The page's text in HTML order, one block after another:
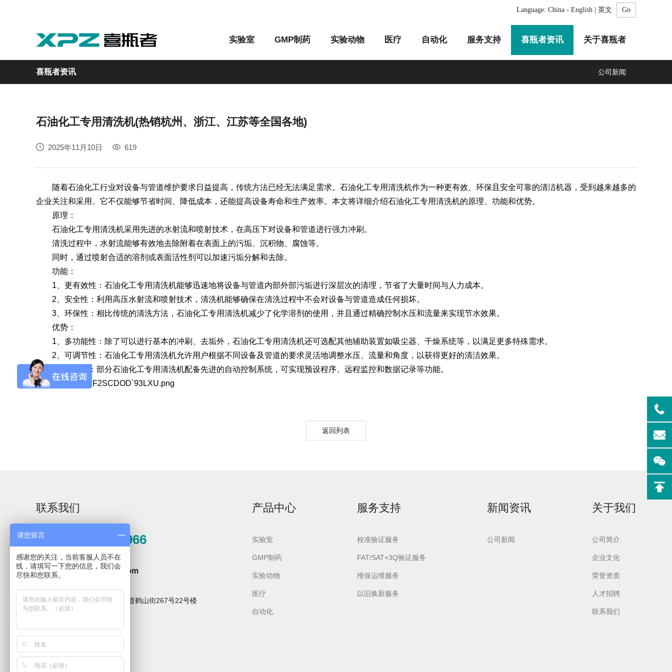
Language: China - English | 英文
实验室
实验室
Moment-3/F3极智
版实验室洗瓶机
Moment-3/F3经典
版实验室洗瓶机
Moment-2/F2实验
室洗瓶机
G系列
Glory-3/F3极智版全
Aurora-3/F3极智版
Aurora-3/F3经典版
实验室洗瓶机
实验室洗瓶机
实验室洗瓶机
室洗瓶机
F系列
GMP制药
GMP制药
GMP-400清洗机 GMP-600清洗机 GMP-800清洗机
GMP-2000清洗机
实验动物
实验动物
LA-A1饮水瓶清洗
机
LA-B1动物笼盒清
洗机
医疗
医疗
DNA器具专用清洗
消毒机Glory-A/FA
DNA器具专用清洗
消毒机Moment-
自动化
自动化
SQ1000自动化清洗
工作站
服务支持 喜瓶者资讯 关于喜瓶者
喜瓶者资讯 公司新闻
石油化工专用清洗机(热销杭州、浙江、江苏等全国各地)
2025年11月10日 619
随着石油化工行业对设备与管道维护要求日益提高，传统方法已经无法满足需求。石油化工专用清洗机作为一种更有效、环保且安全可靠的清洁机器，受到越来越多的
企业关注和采用。它不仅能够节省时间、降低成本，还能提高设备寿命和生产效率。本文将详细介绍石油化工专用清洗机的原理、功能和优势。
原理：
石油化工专用清洗机采用先进的水射流和喷射技术，在高压下对设备和管道进行强力冲刷。
清洗过程中，水射流能够有效地去除附着在表面上的污垢、沉积物、腐蚀等。
同时，通过喷射合适的溶剂或表面活性剂可以加速污垢分解和去除。
功能：
1、更有效性：石油化工专用清洗机能够迅速地将设备与管道内部外部污垢进行深层次的清理，节省了大量时间与人力成本。
2、安全性：利用高压水射流和喷射技术，清洗机能够确保在清洗过程中不会对设备与管道造成任何损坏。
3、环保性：相比传统的清洗方法，石油化工专用清洗机减少了化学溶剂的使用，并且通过精确控制水压和流量来实现节水效果。
优势：
1、多功能性：除了可以进行基本的冲刷、去垢外，石油化工专用清洗机还可选配其他辅助装置如吸尘器、干燥系统等，以满足更多特殊需求。
2、可调节性：石油化工专用清洗机允许用户根据不同设备及管道的要求灵活地调整水压、流量和角度，以获得更好的清洁效果。
3、智能化：部分石油化工专用清洗机配备先进的自动控制系统，可实现预设程序、远程监控和数据记录等功能。
返回列表
联系我们
0571-81389966
邮箱
hzxpz2014@163.com
地址
杭州市临安区青山湖街道鹤山街267号22号楼
产品中心
实验室
GMP制药
实验动物
医疗
自动化
服务支持
校准验证服务
FAT/SAT+3Q验证服务
维保运维服务
以旧换新服务
新闻资讯
公司新闻
关于我们
公司简介
企业文化
荣誉资质
人才招聘
联系我们
请您留言
感谢您的关注，当前客服人员不在
线，请填写一下您的信息，我们会
尽快和您联系。